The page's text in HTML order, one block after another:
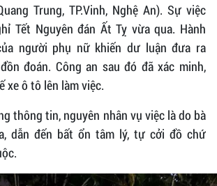
Trung, TP.Vinh, Nghệ An). Sự việc
Tết Nguyên đán Ất Tỵ vừa qua. Hành
người phụ nữ khiến dư luận đưa ra
đoán. Công an sau đó đã xác minh,
xe ô tô lên làm việc.
thông tin, nguyên nhân vụ việc là do bà
dẫn đến bất ổn tâm lý, tự cởi đồ chứ